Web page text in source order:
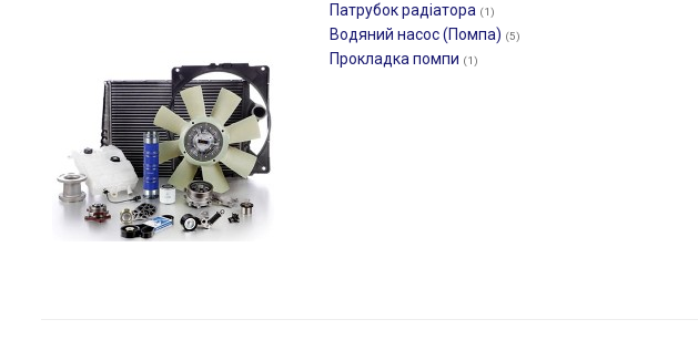
Патрубок радіатора (1)
Водяний насос (Помпа) (5)
Прокладка помпи (1)